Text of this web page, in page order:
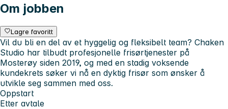
Om jobben
Lagre favoritt
Vil du bli en del av et hyggelig og fleksibelt team? Chaken
Studio har tilbudt profesjonelle frisørtjenester på
Mosterøy siden 2019, og med en stadig voksende
kundekrets søker vi nå en dyktig frisør som ønsker å
utvikle seg sammen med oss.
Oppstart
Etter avtale